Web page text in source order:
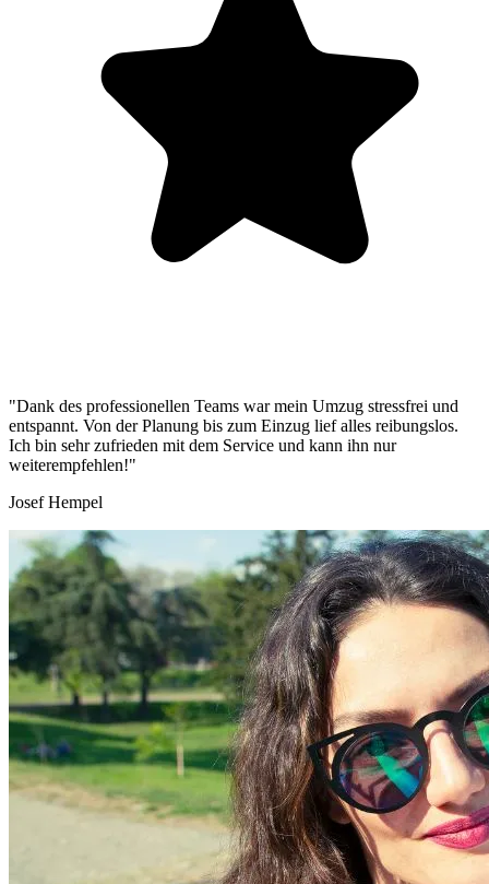
"Dank des professionellen Teams war mein Umzug stressfrei und
entspannt. Von der Planung bis zum Einzug lief alles reibungslos.
Ich bin sehr zufrieden mit dem Service und kann ihn nur
weiterempfehlen!"
Josef Hempel